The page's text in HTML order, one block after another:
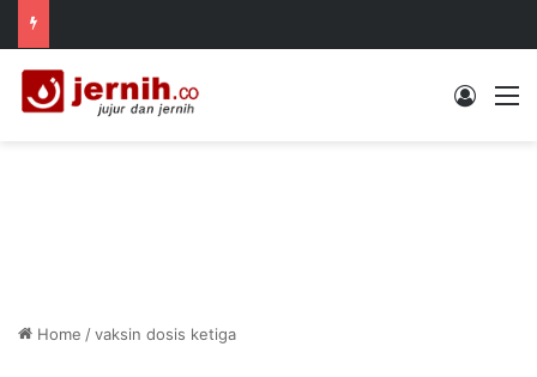
Log In
Home /vaksin dosis ketiga